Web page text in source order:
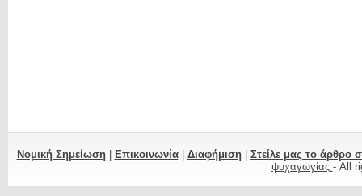
Νομική Σημείωση| Επικοινωνία| Διαφήμιση| Στείλε μας το άρθρο
ψυχαγωγίας - All